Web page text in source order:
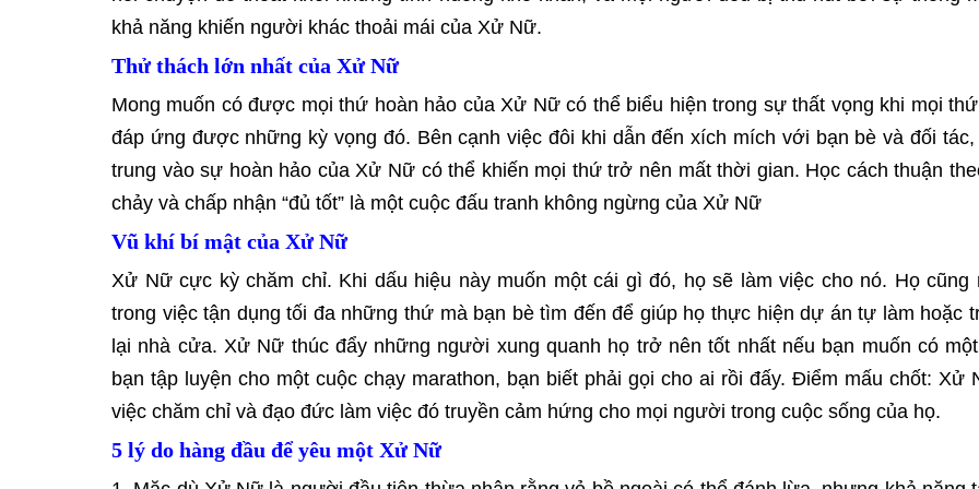
khả năng khiến người khác thoải mái của Xử Nữ.
Thử thách lớn nhất của Xử Nữ
Mong muốn có được mọi thứ hoàn hảo của Xử Nữ có thể biểu hiện trong sự thất vọng khi mọi
đáp ứng được những kỳ vọng đó. Bên cạnh việc đôi khi dẫn đến xích mích với bạn bè và đối
trung vào sự hoàn hảo của Xử Nữ có thể khiến mọi thứ trở nên mất thời gian. Học cách thuận
chảy và chấp nhận “đủ tốt” là một cuộc đấu tranh không ngừng của Xử Nữ
Vũ khí bí mật của Xử Nữ
Xử Nữ cực kỳ chăm chỉ. Khi dấu hiệu này muốn một cái gì đó, họ sẽ làm việc cho nó. Họ cũng
trong việc tận dụng tối đa những thứ mà bạn bè tìm đến để giúp họ thực hiện dự án tự làm hoặc
lại nhà cửa. Xử Nữ thúc đẩy những người xung quanh họ trở nên tốt nhất nếu bạn muốn có
bạn tập luyện cho một cuộc chạy marathon, bạn biết phải gọi cho ai rồi đấy. Điểm mấu chốt: Xử
việc chăm chỉ và đạo đức làm việc đó truyền cảm hứng cho mọi người trong cuộc sống của họ.
5 lý do hàng đầu để yêu một Xử Nữ